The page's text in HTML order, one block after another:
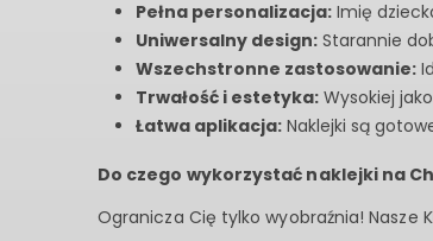
Pełna personalizacja: Imię
Uniwersalny design: Starannie
Wszechstronne zastosowanie:
Trwałość i estetyka: Wysokiej
Łatwa aplikacja: Naklejki są
Do czego wykorzystać naklejki na
Ogranicza Cię tylko wyobraźnia! Nasze